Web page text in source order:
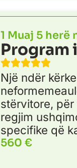
1 Muaj 5 herë
Program
Një ndër
stërvitore,
regjim
specifike që
560 €